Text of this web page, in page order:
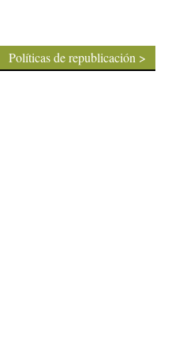
Políticas de republicación >